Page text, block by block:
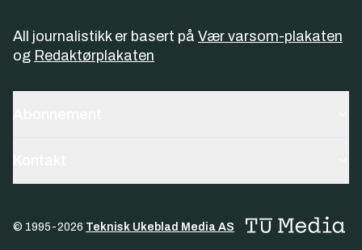
All journalistikk er basert på Vær varsom-plakaten
og Redaktørplakaten
© 1995-2026 Teknisk Ukeblad Media AS